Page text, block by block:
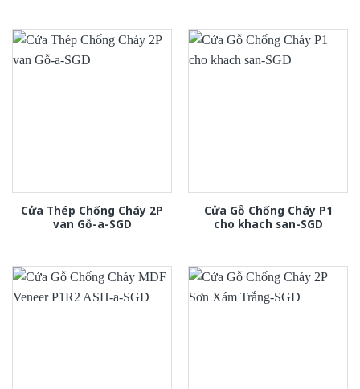
Cửa Thép Chống Cháy 2P
van Gỗ-a-SGD
Cửa Gỗ Chống Cháy P1
cho khach san-SGD